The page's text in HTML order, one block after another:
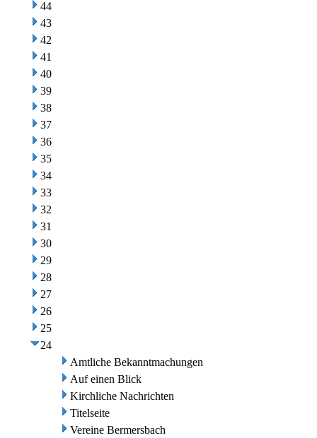
44
43
42
41
40
39
38
37
36
35
34
33
32
31
30
29
28
27
26
25
24
Amtliche Bekanntmachungen
Auf einen Blick
Kirchliche Nachrichten
Titelseite
Vereine Bermersbach